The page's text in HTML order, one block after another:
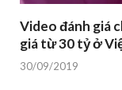
Video đánh giá
giá từ 30 tỷ ở
30/09/2019